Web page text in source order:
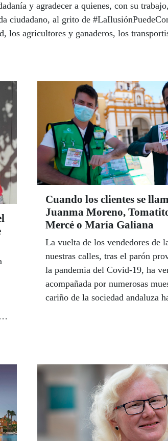
y agradecer a quienes, con su
ciudadano, al grito de
los agricultores y ganaderos, los
Cuando los clientes se
Juanma Moreno,
Mercé o María Galiana
La vuelta de los vendedores de
nuestras calles, tras el parón
la pandemia del Covid-19, ha
acompañada por numerosas
cariño de la sociedad andaluza
sumado personalidades públicas,
representantes políticos, artistas
actrices, deportistas o
querido expresar su apoyo a la
mejor forma que pueden
un cupón de la ONCE y